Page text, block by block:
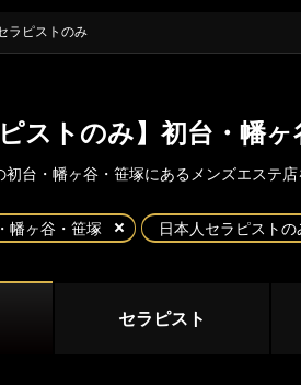
ラピストのみ
ピストのみ】初台・幡
台・幡ヶ谷・笹塚にあるメンズエステ店
幡ヶ谷・笹塚 日本人セラピストの
セラピスト
エリア
大久保・高田馬
幡ヶ谷